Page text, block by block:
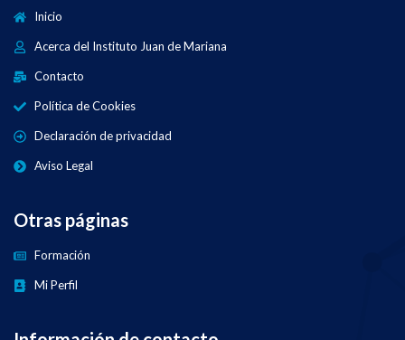
Inicio
Acerca del Instituto Juan de Mariana
Contacto
Política de Cookies
Declaración de privacidad
Aviso Legal
Otras páginas
Formación
Mi Perfil